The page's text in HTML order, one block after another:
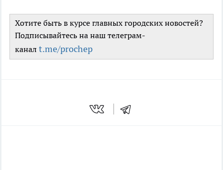
Хотите быть в курсе главных городских новостей?
Подписывайтесь на наш телеграм-
канал t.me/prochep